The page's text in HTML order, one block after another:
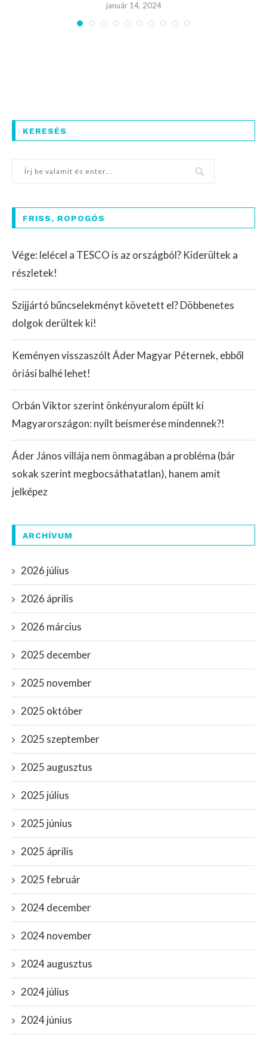
január 14, 2024
KERESÉS
FRISS, ROPOGÓS
Vége: lelécel a TESCO is az országból? Kiderültek a
részletek!
Szijjártó bűncselekményt követett el? Döbbenetes
dolgok derültek ki!
Keményen visszaszólt Áder Magyar Péternek, ebből
óriási balhé lehet!
Orbán Viktor szerint önkényuralom épült ki
Magyarországon: nyílt beismerése mindennek?!
Áder János villája nem önmagában a probléma (bár
sokak szerint megbocsáthatatlan), hanem amit
jelképez
ARCHÍVUM
2026 július
2026 április
2026 március
2025 december
2025 november
2025 október
2025 szeptember
2025 augusztus
2025 július
2025 június
2025 április
2025 február
2024 december
2024 november
2024 augusztus
2024 július
2024 június